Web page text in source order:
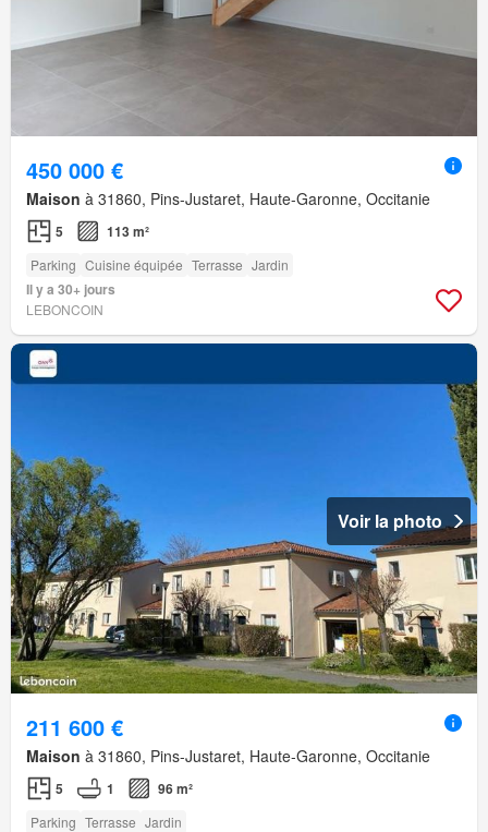
450 000 €
Maison à 31860, Pins-Justaret, Haute-Garonne, Occitanie
5 113 m²
Parking Cuisine équipée Terrasse Jardin
Il y a 30+ jours
LEBONCOIN
Voir la photo
211 600 €
Maison à 31860, Pins-Justaret, Haute-Garonne, Occitanie
5 1 96 m²
Parking Terrasse Jardin